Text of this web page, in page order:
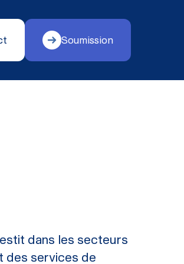
Soumission
dans les secteurs
des services de